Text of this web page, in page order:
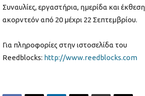
Συναυλίες, εργαστήρια, ημερίδα και έκθεση
ακορντεόν από 20 μέχρι 22 Σεπτεμβρίου.
Για πληροφορίες στην ιστοσελίδα του
Reedblocks: http://www.reedblocks.com